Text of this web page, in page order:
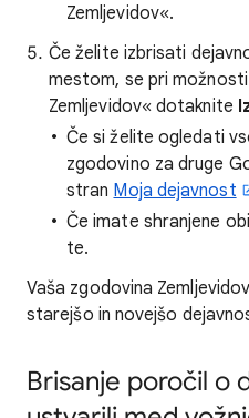
Zemljevidov«.
Če želite izbrisati
mestom, se pri
Zemljevidov« dotaknite
Če si želite ogledati
zgodovino za druge
stran Moja dejavnost
Če imate shranjene
te.
Vaša zgodovina
starejšo in novejšo
Brisanje poročil o